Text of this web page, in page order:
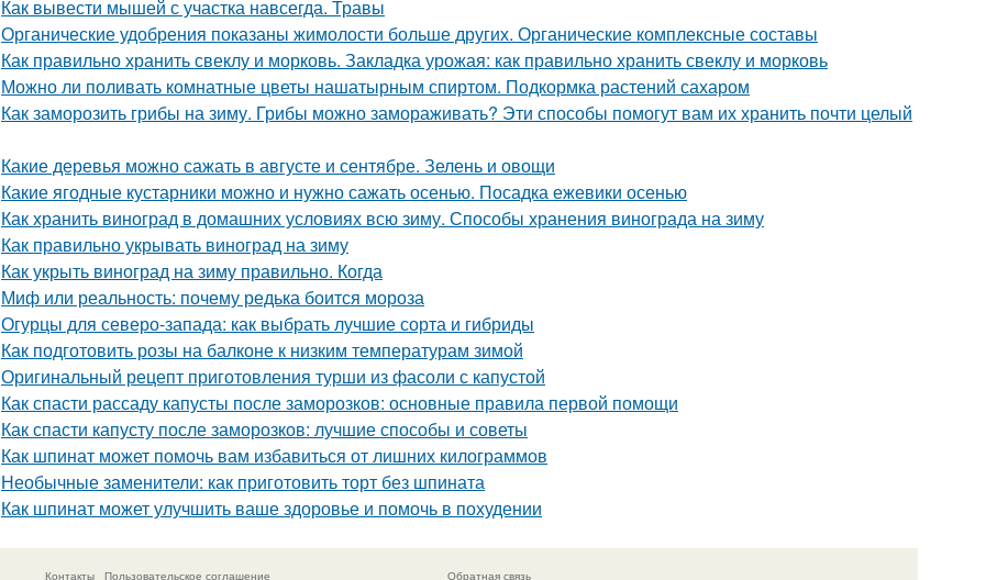
Как вывести мышей с участка навсегда. Травы
Органические удобрения показаны жимолости больше других. Органические комплексные составы
Как правильно хранить свеклу и морковь. Закладка урожая: как правильно хранить свеклу и морковь
Можно ли поливать комнатные цветы нашатырным спиртом. Подкормка растений сахаром
Как заморозить грибы на зиму. Грибы можно замораживать? Эти способы помогут вам их хранить почти целый
Какие деревья можно сажать в августе и сентябре. Зелень и овощи
Какие ягодные кустарники можно и нужно сажать осенью. Посадка ежевики осенью
Как хранить виноград в домашних условиях всю зиму. Способы хранения винограда на зиму
Как правильно укрывать виноград на зиму
Как укрыть виноград на зиму правильно. Когда
Миф или реальность: почему редька боится мороза
Огурцы для северо-запада: как выбрать лучшие сорта и гибриды
Как подготовить розы на балконе к низким температурам зимой
Оригинальный рецепт приготовления турши из фасоли с капустой
Как спасти рассаду капусты после заморозков: основные правила первой помощи
Как спасти капусту после заморозков: лучшие способы и советы
Как шпинат может помочь вам избавиться от лишних килограммов
Необычные заменители: как приготовить торт без шпината
Как шпинат может улучшить ваше здоровье и помочь в похудении
Контакты Пользовательское соглашение Обратная связь